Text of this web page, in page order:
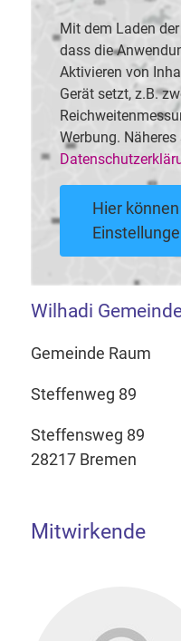
Mit dem Laden
dass die
Aktivieren von
Gerät setzt, z.B.
Werbung. Näheres
Hier
Wilhadi
Gemeinde Raum
Steffenweg 89
Steffensweg 89
28217 Bremen
Mitwirkende